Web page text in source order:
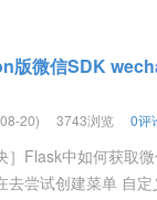
版微信SDK
20) 3743浏览 0评
］Flask中如何获取
去尝试创建菜单 自